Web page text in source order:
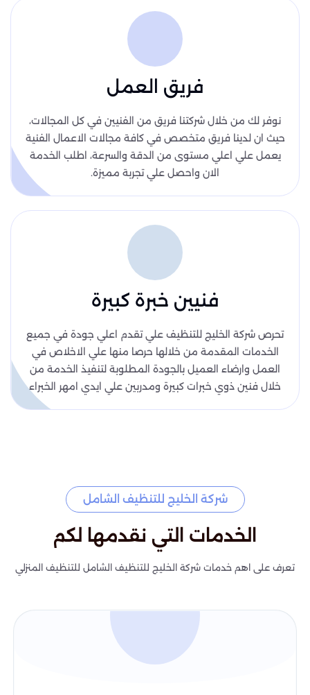
فريق العمل
نوفر لك من خلال شركتنا فريق من الفنيين في كل المجالات،
حيث ان لدينا فريق متخصص في كافة مجالات الاعمال الفنية
يعمل علي اعلي مستوى من الدقة والسرعة، اطلب الخدمة
الان واحصل علي تجربة مميزة.
فنيين خبرة كبيرة
تحرص شركة الخليج للتنظيف علي تقدم اعلي جودة في جميع
الخدمات المقدمة من خلالها حرصا منها علي الاخلاص في
العمل وارضاء العميل بالجودة المطلوبة لتنفيذ الخدمة من
خلال فنين ذوي خبرات كبيرة ومدربين علي ايدي امهر الخبراء
شركة الخليج للتنظيف الشامل
الخدمات التي نقدمها لكم
تعرف على اهم خدمات شركة الخليج للتنظيف الشامل للتنظيف المنزلي